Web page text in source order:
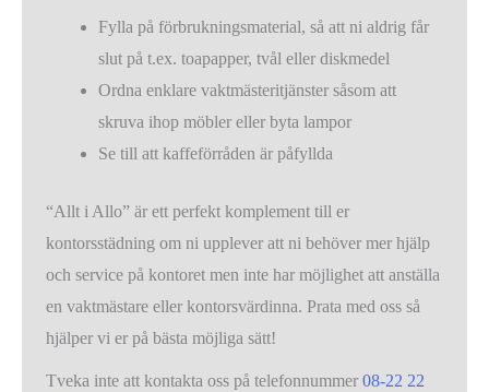
Fylla på förbrukningsmaterial, så att ni aldrig får
slut på t.ex. toapapper, tvål eller diskmedel
Ordna enklare vaktmästeritjänster såsom att
skruva ihop möbler eller byta lampor
Se till att kaffeförråden är påfyllda
“Allt i Allo” är ett perfekt komplement till er
kontorsstädning om ni upplever att ni behöver mer hjälp
och service på kontoret men inte har möjlighet att anställa
en vaktmästare eller kontorsvärdinna. Prata med oss så
hjälper vi er på bästa möjliga sätt!
Tveka inte att kontakta oss på telefonnummer08-22 22